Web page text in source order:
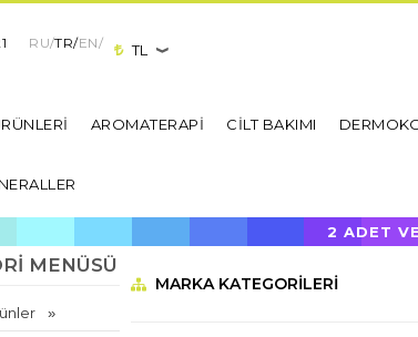
RU/TR/EN/ TL
AROMATERAPİ CİLT BAKIMI
2 ADET
MENÜSÜ
MARKA KATEGORILERI